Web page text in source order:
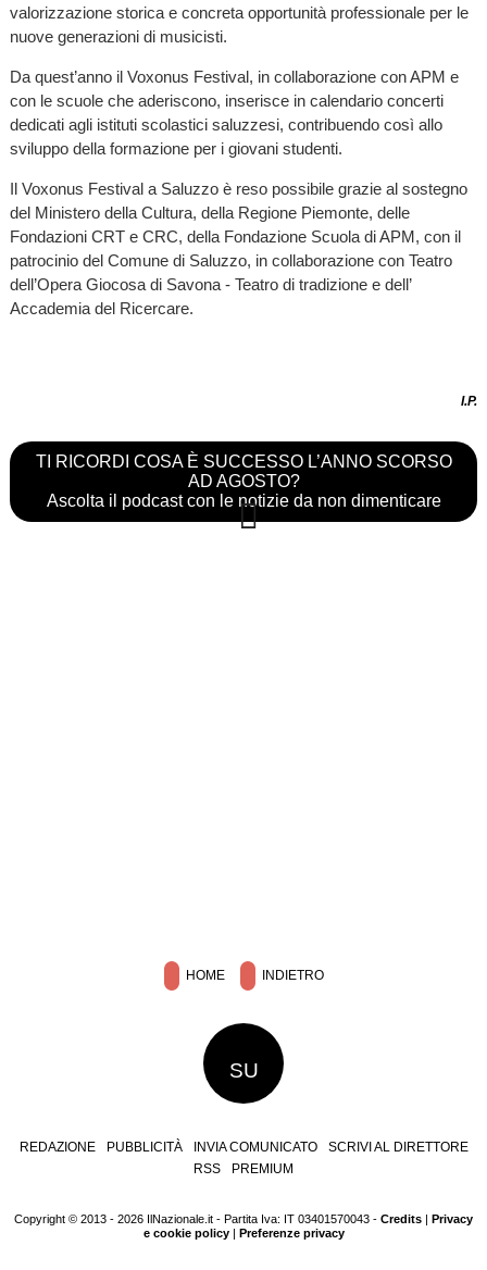
valorizzazione storica e concreta opportunità professionale per le
nuove generazioni di musicisti.
Da quest’anno il Voxonus Festival, in collaborazione con APM e
con le scuole che aderiscono, inserisce in calendario concerti
dedicati agli istituti scolastici saluzzesi, contribuendo così allo
sviluppo della formazione per i giovani studenti.
Il Voxonus Festival a Saluzzo è reso possibile grazie al sostegno
del Ministero della Cultura, della Regione Piemonte, delle
Fondazioni CRT e CRC, della Fondazione Scuola di APM, con il
patrocinio del Comune di Saluzzo, in collaborazione con Teatro
dell’Opera Giocosa di Savona - Teatro di tradizione e dell’
Accademia del Ricercare.
I.P.
TI RICORDI COSA È SUCCESSO L’ANNO SCORSO
AD AGOSTO?
Ascolta il podcast con le notizie da non dimenticare
HOME INDIETRO
SU
REDAZIONE PUBBLICITÀ INVIA COMUNICATO
SCRIVI AL DIRETTORE
RSS
PREMIUM
Copyright © 2013 - 2026 IlNazionale.it - Partita Iva: IT 03401570043 - Credits
Privacy
e cookie policy| Preferenze privacy